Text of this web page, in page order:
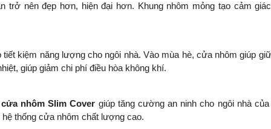
trở nên đẹp hơn, hiện đại hơn. Khung nhôm mỏng tạo cảm
kiệm năng lượng cho ngôi nhà. Vào mùa hè, cửa nhôm giúp
giúp giảm chi phí điều hòa không khí.
cửa nhôm Slim Cover giúp tăng cường an ninh cho ngôi nhà của
thống cửa nhôm chất lượng cao.